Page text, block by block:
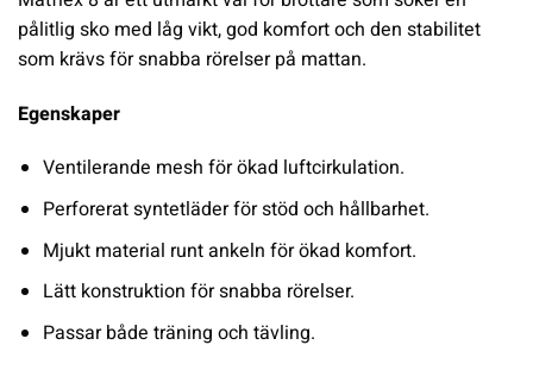
pålitlig sko med låg vikt, god komfort och den stabilitet
som krävs för snabba rörelser på mattan.
Egenskaper
Ventilerande mesh för ökad luftcirkulation.
Perforerat syntetläder för stöd och hållbarhet.
Mjukt material runt ankeln för ökad komfort.
Lätt konstruktion för snabba rörelser.
Passar både träning och tävling.